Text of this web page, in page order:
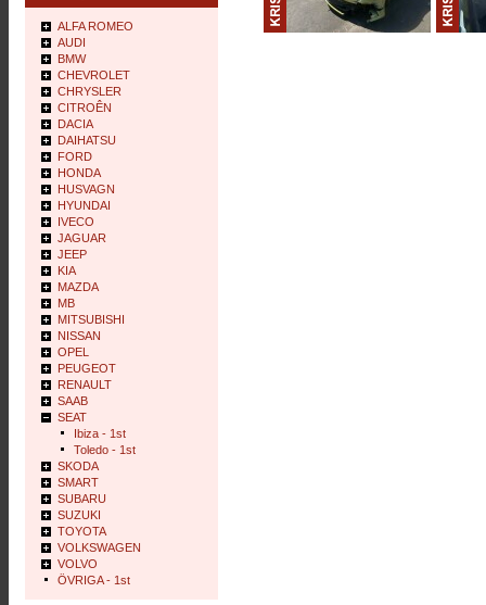
ALFA ROMEO
AUDI
BMW
CHEVROLET
CHRYSLER
CITROÊN
DACIA
DAIHATSU
FORD
HONDA
HUSVAGN
HYUNDAI
IVECO
JAGUAR
JEEP
KIA
MAZDA
MB
MITSUBISHI
NISSAN
OPEL
PEUGEOT
RENAULT
SAAB
SEAT
Ibiza - 1st
Toledo - 1st
SKODA
SMART
SUBARU
SUZUKI
TOYOTA
VOLKSWAGEN
VOLVO
ÖVRIGA - 1st